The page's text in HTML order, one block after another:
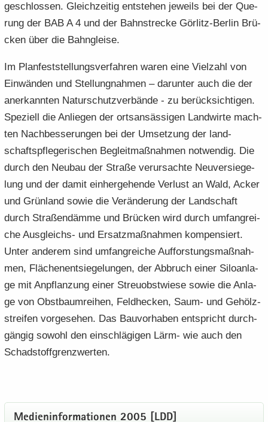
ge­schlos­sen. Gleich­zei­tig ent­ste­hen je­weils bei der Que­
rung der BAB A 4 und der Bahn­stre­cke Görlitz-​Berlin Brü­
cken über die Bahn­glei­se.
Im Plan­fest­stel­lungs­ver­fah­ren waren eine Viel­zahl von
Ein­wän­den und Stel­lung­nah­men – dar­un­ter auch die der
an­er­kann­ten Na­tur­schutz­ver­bän­de - zu be­rück­sich­ti­gen.
Spe­zi­ell die An­lie­gen der orts­an­säs­si­gen Land­wir­te mach­
ten Nach­bes­se­run­gen bei der Um­set­zung der land­
schafts­pfle­ge­ri­schen Be­gleit­maß­nah­men not­wen­dig. Die
durch den Neu­bau der Stra­ße ver­ur­sach­te Neu­ver­sie­ge­
lung und der damit ein­her­ge­hen­de Ver­lust an Wald, Acker
und Grün­land sowie die Ver­än­de­rung der Land­schaft
durch Stra­ßen­däm­me und Brü­cken wird durch um­fang­rei­
che Ausgleichs-​ und Er­satz­maß­nah­men kom­pen­siert.
Unter an­de­rem sind um­fang­rei­che Auf­forstungs­maß­nah­
men, Flä­chen­ent­sie­ge­lun­gen, der Ab­bruch einer Si­lo­an­la­
ge mit An­pflan­zung einer Streu­obst­wie­se sowie die An­la­
ge von Obst­baum­rei­hen, Feld­he­cken, Saum- und Ge­hölz­
strei­fen vor­ge­se­hen. Das Bau­vor­ha­ben ent­spricht durch­
gän­gig so­wohl den ein­schlä­gi­gen Lärm- wie auch den
Schad­stoff­grenz­wer­ten.
Me­di­en­in­for­ma­tio­nen 2005 [LDD]